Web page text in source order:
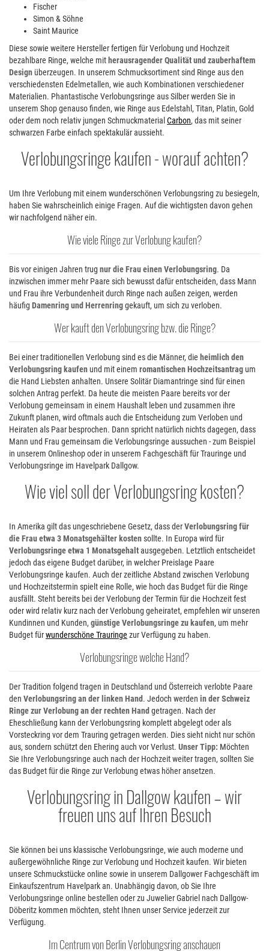
Fischer
Simon & Söhne
Saint Maurice
Diese sowie weitere Hersteller fertigen für Verlobung und Hochzeit
bezahlbare Ringe, welche mit herausragender Qualität und zauberhaftem
Designüberzeugen. In unserem Schmucksortiment sind Ringe aus den
verschiedensten Edelmetallen, wie auch Kombinationen verschiedener
Materialien. Phantastische Verlobungsringe aus Silber werden Sie in
unserem Shop genauso finden, wie Ringe aus Edelstahl, Titan, Platin, Gold
oder dem noch relativ jungen Schmuckmaterial Carbon, das mit seiner
schwarzen Farbe einfach spektakulär aussieht.
Verlobungsringe kaufen - worauf achten
Um Ihre Verlobung mit einem wunderschönen Verlobungsring zu besiegeln,
haben Sie wahrscheinlich einige Fragen. Auf die wichtigsten davon gehen
wir nachfolgend näher ein.
Wie viele Ringe zur Verlobung kaufen
Bis vor einigen Jahren trug nur die Frau einen Verlobungsring. Da
inzwischen immer mehr Paare sich bewusst dafür entscheiden, dass Mann
und Frau ihre Verbundenheit durch Ringe nach außen zeigen, werden
häufig Damenring und Herrenringgekauft, um sich zu verloben.
Wer kauft den Verlobungsring bzw. die Ringe
Bei einer traditionellen Verlobung sind es die Männer, die heimlich den
Verlobungsring kaufenund mit einem romantischen Hochzeitsantragum
die Hand Liebsten anhalten. Unsere Solitär Diamantringe sind für einen
solchen Antrag perfekt. Da heute die meisten Paare bereits vor der
Verlobung gemeinsam in einem Haushalt leben und zusammen ihre
Zukunft planen, wird oftmals auch die Entscheidung zum Verloben und
Heiraten als Paar besprochen. Dann spricht natürlich nichts dagegen, dass
Mann und Frau gemeinsam die Verlobungsringe aussuchen - zum Beispiel
in unserem Onlineshop oder in unserem Fachgeschäft für Trauringe und
Verlobungsringe im Havelpark Dallgow.
Wie viel soll der Verlobungsring kosten
In Amerika gilt das ungeschriebene Gesetz, dass derVerlobungsring für
die Frau etwa 3 Monatsgehälter kostensollte. In Europa wird für
Verlobungsringe etwa 1 Monatsgehaltausgegeben. Letztlich entscheidet
jedoch das eigene Budget darüber, in welcher Preislage Paare
Verlobungsringe kaufen. Auch der zeitliche Abstand zwischen Verlobung
und Hochzeitstermin spielt eine Rolle, wie hoch das Budget für die Ringe
ausfällt. Steht bereits bei der Verlobung der Termin für die Hochzeit fest
oder wird relativ kurz nach der Verlobung geheiratet, empfehlen wir unseren
Kundinnen und Kunden, günstige Verlobungsringe zu kaufen, um mehr
Budget fürwunderschöne Trauringe zur Verfügung zu haben.
Verlobungsringe welche Hand
Der Tradition folgend tragen in Deutschland und Österreich verlobte Paare
den Verlobungsring an der linken Hand. Jedoch werden in der Schweiz
Ringe zur Verlobung an der rechten Hand getragen. Nach der
Eheschließung kann der Verlobungsring komplett abgelegt oder als
Vorsteckring vor dem Trauring getragen werden. Dies sieht nicht nur schön
aus, sondern schützt den Ehering auch vor Verlust. Unser Tipp: Möchten
Sie Ihre Verlobungsringe auch nach der Hochzeit weiter tragen, sollten Sie
das Budget für die Ringe zur Verlobung etwas höher ansetzen.
Verlobungsring in Dallgow kaufen – wir
freuen uns auf Ihren Besuch
Sie können bei uns klassische Verlobungsringe, wie auch moderne und
außergewöhnliche Ringe zur Verlobung und Hochzeit kaufen. Wir bieten
unsere Schmuckstücke online sowie in unserem Dallgower Fachgeschäft im
Einkaufszentrum Havelpark an. Unabhängig davon, ob Sie Ihre
Verlobungsringe online bestellen oder zu Juwelier Gabriel nach Dallgow-
Döberitz kommen möchten, steht Ihnen unser Service jederzeit zur
Verfügung.
Im Centrum von Berlin Verlobungsring anschauen